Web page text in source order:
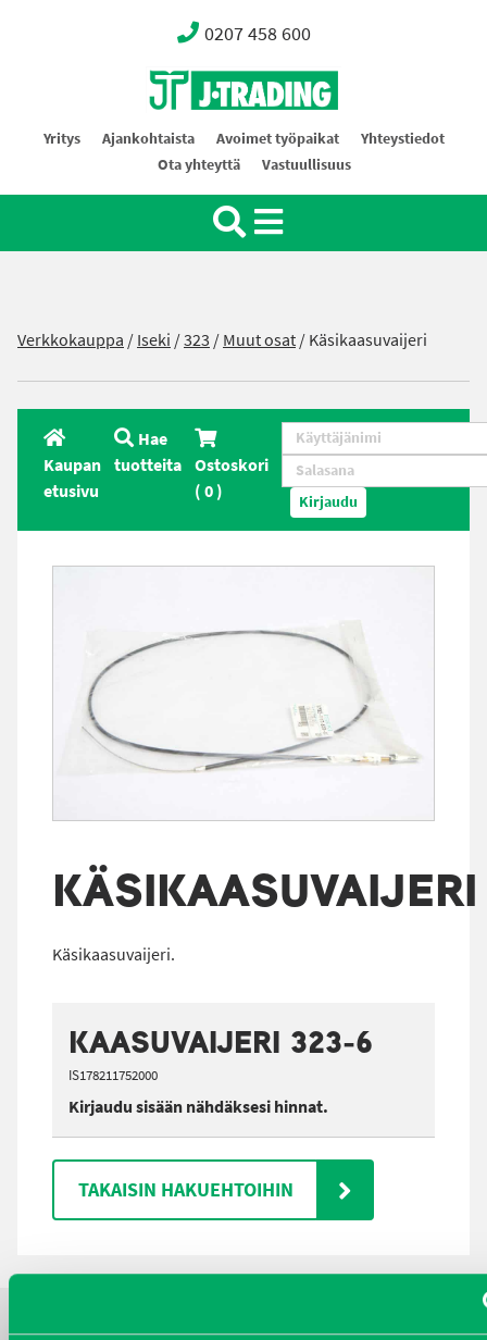
0207 458 600
Oy J-Trading Ab
Yritys Ajankohtaista Avoimet työpaikat
Yhteystiedot
Ota yhteyttä
Vastuullisuus
Verkkokauppa /Iseki /323 /Muut osat/ Käsikaasuvaijeri
Kaupan
etusivu
Hae
tuotteita Ostoskori
(0) Kirjaudu
KÄSIKAASUVAIJERI
Käsikaasuvaijeri.
KAASUVAIJERI 323-6
IS178211752000
Kirjaudu sisään nähdäksesi hinnat.
TAKAISIN HAKUEHTOIHIN